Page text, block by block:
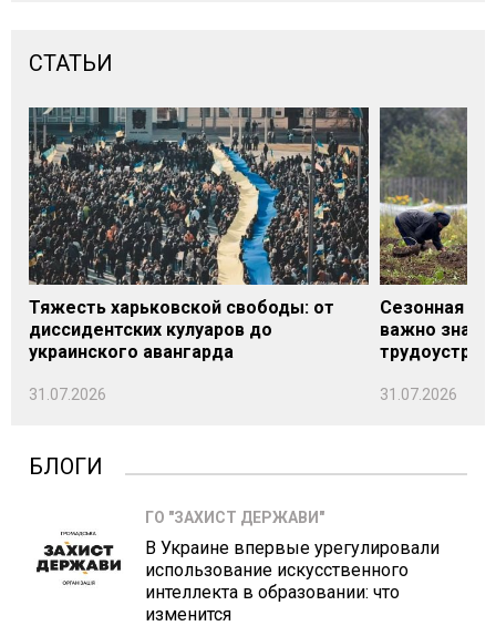
СТАТЬИ
Тяжесть харьковской свободы: от
диссидентских кулуаров до
украинского авангарда
31.07.2026
Сезонная
важно знать
31.07.2026
БЛОГИ
ГО "ЗАХИСТ ДЕРЖАВИ"
В Украине впервые урегулировали
использование искусственного
интеллекта в образовании: что
изменится